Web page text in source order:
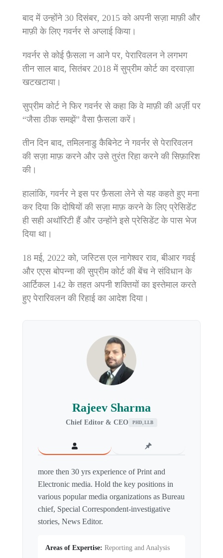
बाद में उन्होंने 30 दिसंबर, 2015 को अपनी सज़ा माफ़ी और
माफ़ी के लिए गवर्नर से अप्लाई किया।
गवर्नर से कोई फ़ैसला न आने पर, पेरारिवलन ने लगभग
तीन साल बाद, सितंबर 2018 में सुप्रीम कोर्ट का दरवाज़ा
खटखटाया।
सुप्रीम कोर्ट ने फिर गवर्नर से कहा कि वे माफ़ी की अर्ज़ी पर
“जैसा ठीक समझें” वैसा फ़ैसला करें।
तीन दिन बाद, तमिलनाडु कैबिनेट ने गवर्नर से पेरारिवलन
की सज़ा माफ़ करने और उसे तुरंत रिहा करने की सिफ़ारिश
की।
हालांकि, गवर्नर ने इस पर फ़ैसला लेने से यह कहते हुए मना
कर दिया कि दोषियों की सज़ा माफ़ करने के लिए प्रेसिडेंट
ही सही अथॉरिटी हैं और उन्होंने इसे प्रेसिडेंट के पास भेज
दिया था।
18 मई, 2022 को, जस्टिस एल नागेश्वर राव, बीआर गवई
और एएस बोपन्ना की सुप्रीम कोर्ट की बेंच ने संविधान के
आर्टिकल 142 के तहत अपनी शक्तियों का इस्तेमाल करते
हुए पेरारिवलन की रिहाई का आदेश दिया।
Rajeev Sharma
Chief Editor & CEO PHD, LLB
more then 30 yrs experience of Print and
Electronic media. Hold the key positions in
various popular media organizations as Bureau
chief, Special Correspondent-investigative
stories, News Editor.
Areas of Expertise: Reporting and Analysis